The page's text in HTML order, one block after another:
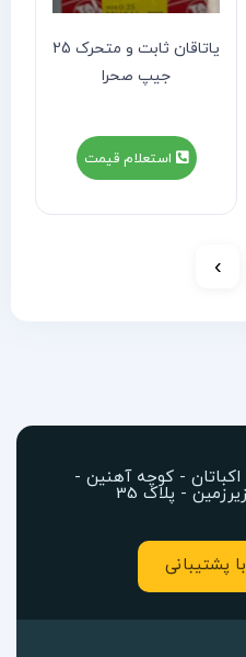
یاتاقان ثابت و متحرک 25
جیپ صحرا
استعلام قیمت
›
- کوچه آهنین -
- پلاک 35
پشتیبانی